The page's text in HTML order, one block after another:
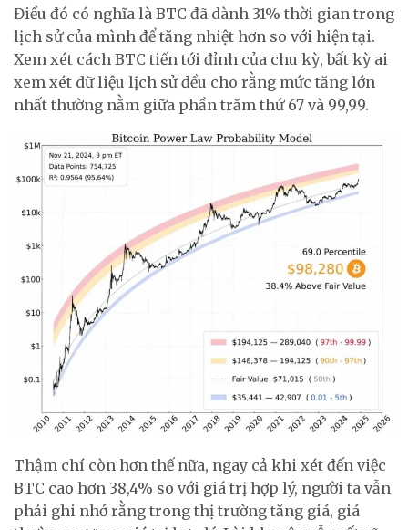
Điều đó có nghĩa là BTC đã dành 31% thời gian trong
lịch sử của mình để tăng nhiệt hơn so với hiện tại.
Xem xét cách BTC tiến tới đỉnh của chu kỳ, bất kỳ ai
xem xét dữ liệu lịch sử đều cho rằng mức tăng lớn
nhất thường nằm giữa phần trăm thứ 67 và 99,99.
Thậm chí còn hơn thế nữa, ngay cả khi xét đến việc
BTC cao hơn 38,4% so với giá trị hợp lý, người ta vẫn
phải ghi nhớ rằng trong thị trường tăng giá, giá